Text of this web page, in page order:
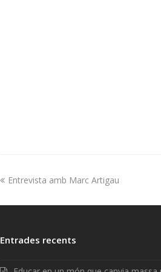
Entrevista amb Marc Artigau
Entrades recents